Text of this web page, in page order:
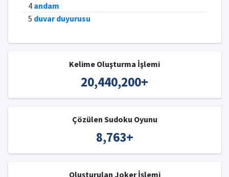
4 andam
5 duvar duyurusu
Kelime Oluşturma İşlemi
20,440,200+
Çözülen Sudoku Oyunu
8,763+
Oluşturulan Joker İşlemi